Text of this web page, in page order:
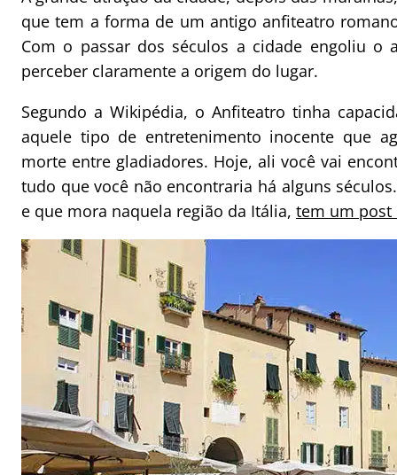
que tem a forma de um antigo anfiteatro
Com o passar dos séculos a cidade engoliu o
perceber claramente a origem do lugar.
Segundo a Wikipédia, o Anfiteatro tinha
aquele tipo de entretenimento inocente que
morte entre gladiadores. Hoje, ali você vai
tudo que você não encontraria há alguns
e que mora naquela região da Itália, tem um post